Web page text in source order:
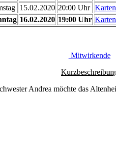
15.02.2020 20:00 Uhr
16.02.2020 19:00 Uhr
Mitwirkende
Andrea möchte das